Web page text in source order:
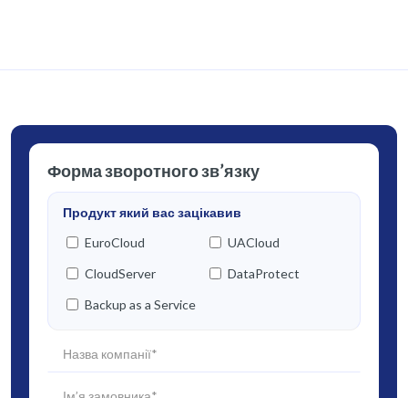
Форма зворотного зв’язку
Продукт який вас зацікавив
EuroCloud
UACloud
CloudServer
DataProtect
Backup as a Service